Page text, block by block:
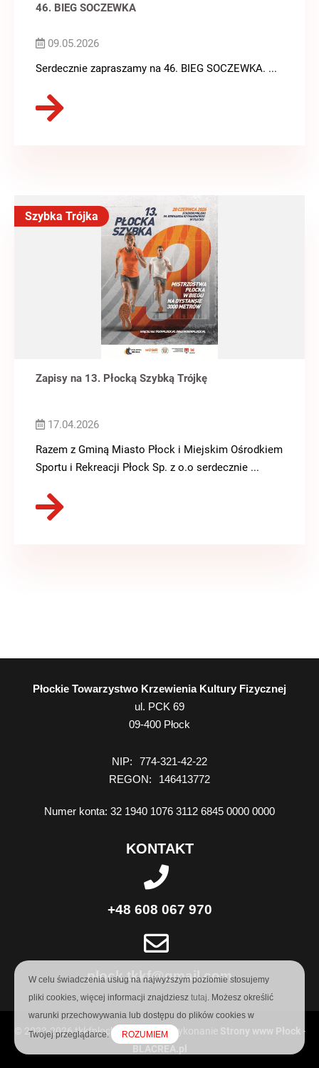
46. BIEG SOCZEWKA
09.05.2026
Serdecznie zapraszamy na 46. BIEG SOCZEWKA. ...
Szybka Trójka
Zapisy na 13. Płocką Szybką Trójkę
17.04.2026
Razem z Gminą Miasto Płock i Miejskim Ośrodkiem
Sportu i Rekreacji Płock Sp. z o.o serdecznie ...
Płockie Towarzystwo Krzewienia Kultury Fizycznej
ul. PCK 69
09-400 Płock
NIP
774-321-42-22
REGON
146413772
Numer konta 32 1940 1076 3112 6845 0000 0000
KONTAKT
+48 608 067 970
plock.tkkf@gmail.com
© 2023-2026 tkkfplock.pl | Projekt i wykonanie Strony www Płock -
BLACREA.pl
W celu świadczenia usług na najwyższym poziomie stosujemy
pliki cookies, więcej informacji znajdziesz tutaj. Możesz określić
warunki przechowywania lub dostępu do plików cookies w
Twojej przeglądarce.
ROZUMIEM